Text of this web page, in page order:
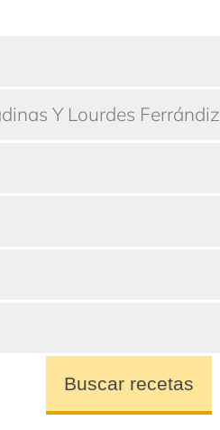
Y Lourdes Ferrándiz
Buscar recetas